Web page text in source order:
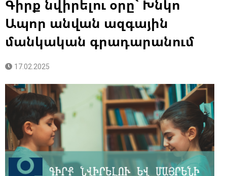
Գիրք նվիրելու օրը` Խնկո
Ապոր անվան ազգային
մանկական գրադարանում
17.02.2025